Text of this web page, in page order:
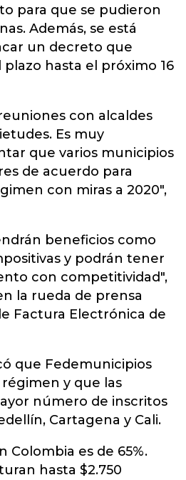
para que se pudieron
Además, se está
un decreto que
hasta el próximo 16
con alcaldes
Es muy
que varios municipios
de acuerdo para
con miras a 2020",
beneficios como
y podrán tener
con competitividad",
la rueda de prensa
Factura Electrónica de
que Fedemunicipios
y que las
número de inscritos
Cartagena y Cali.
Colombia es de 65%.
hasta $2.750